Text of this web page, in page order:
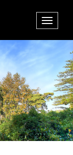
Alternar